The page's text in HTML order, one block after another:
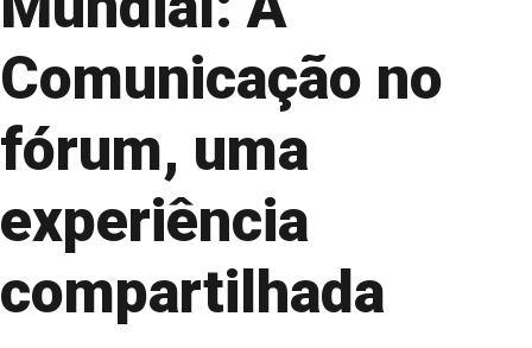
Comunicação no
fórum, uma
experiência
compartilhada